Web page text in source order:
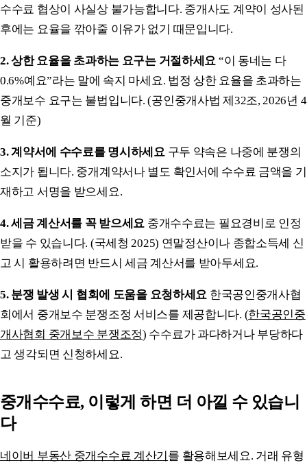
수수료 협상이 사실상 불가능합니다. 중개사도 계약이 성사된
후에는 요율을 깎아줄 이유가 없기 때문입니다.
2. 상한 요율을 초과하는 요구는 거절하세요 “이 동네는 다
0.6%예요”라는 말에 속지 마세요. 법정 상한 요율을 초과하는
중개보수 요구는 불법입니다. (공인중개사법 제32조, 2026년 4
월 기준)
3. 계약서에 수수료를 명시하세요 구두 약속은 나중에 분쟁의
소지가 됩니다. 중개계약서나 별도 확인서에 수수료 금액을 기
재하고 서명을 받으세요.
4. 세금 계산서를 꼭 받으세요 중개수수료는 필요경비로 인정
받을 수 있습니다. (국세청 2025) 연말정산이나 종합소득세 신
고 시 활용하려면 반드시 세금 계산서를 받아두세요.
5. 분쟁 발생 시 협회에 도움을 요청하세요 한국공인중개사협
회에서 중개보수 분쟁조정 서비스를 제공합니다. (한국공인중
개사협회 중개보수 분쟁조정) 수수료가 과다하거나 부당하다
고 생각되면 신청하세요.
중개수수료, 이렇게 하면 더 아낄 수 있습니
다
네이버 부동산 중개수수료 계산기 를 활용해보세요. 거래 유형